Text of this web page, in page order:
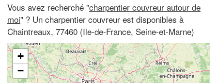
Vous avez recherché "charpentier couvreur autour de
moi" ? Un charpentier couvreur est disponibles à
Chaintreaux, 77460 (Ile-de-France, Seine-et-Marne)
+
−